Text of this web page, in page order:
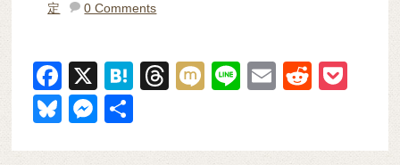
定
0 Comments
F
a
c
X
H
T
M
Li
E
R
Bl
M